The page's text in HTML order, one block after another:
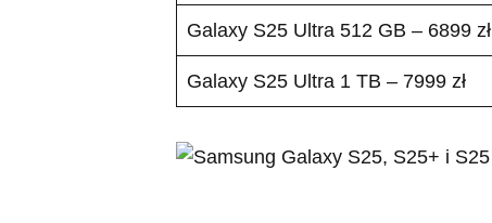
Galaxy S25 Ultra 512 GB – 6899 zł
Galaxy S25 Ultra 1 TB – 7999 zł